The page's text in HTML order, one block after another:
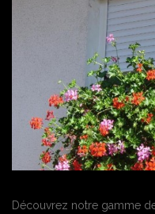
Découvrez notre gamme